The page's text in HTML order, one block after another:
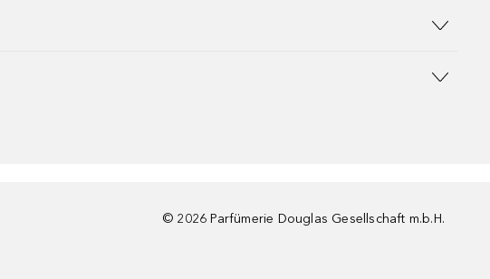
© 2026 Parfümerie Douglas Gesellschaft m.b.H.